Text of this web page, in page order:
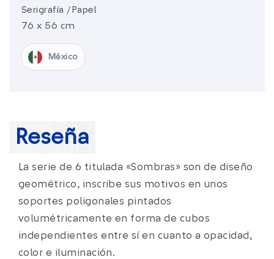
Serigrafía /Papel
76 x 56 cm
México​
Reseña
La serie de 6 titulada «Sombras» son de diseño
geométrico, inscribe sus motivos en unos
soportes poligonales pintados
volumétricamente en forma de cubos
independientes entre sí en cuanto a opacidad,
color e iluminación.